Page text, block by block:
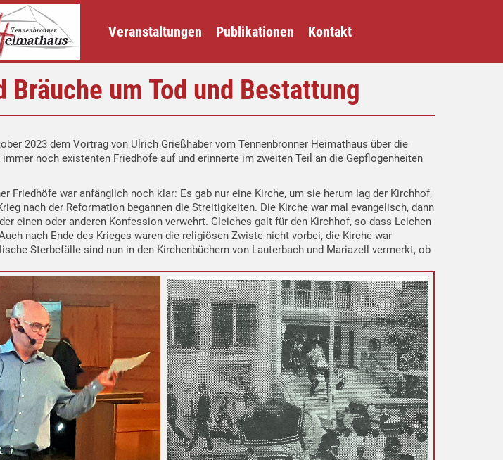
Veranstaltungen Publikationen Kontakt
um Tod und Bestattung
2023 dem Vortrag von Ulrich Grießhaber vom Tennenbronner Heimathaus über die
noch existenten Friedhöfe auf und erinnerte im zweiten Teil an die Gepflogenheiten
Friedhöfe war anfänglich noch klar: Es gab nur eine Kirche, um sie herum lag der Kirchhof,
nach der Reformation begannen die Streitigkeiten. Die Kirche war mal evangelisch, dann
einen oder anderen Konfession verwehrt. Gleiches galt für den Kirchhof, so dass Leichen
nach Ende des Krieges waren die religiösen Zwiste nicht vorbei, die Kirche war
Sterbefälle sind nun in den Kirchenbüchern von Lauterbach und Mariazell vermerkt, ob